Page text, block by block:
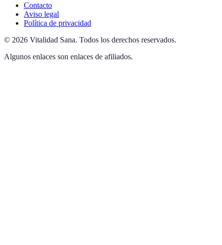
Contacto
Aviso legal
Política de privacidad
© 2026 Vitalidad Sana. Todos los derechos reservados.
Algunos enlaces son enlaces de afiliados.